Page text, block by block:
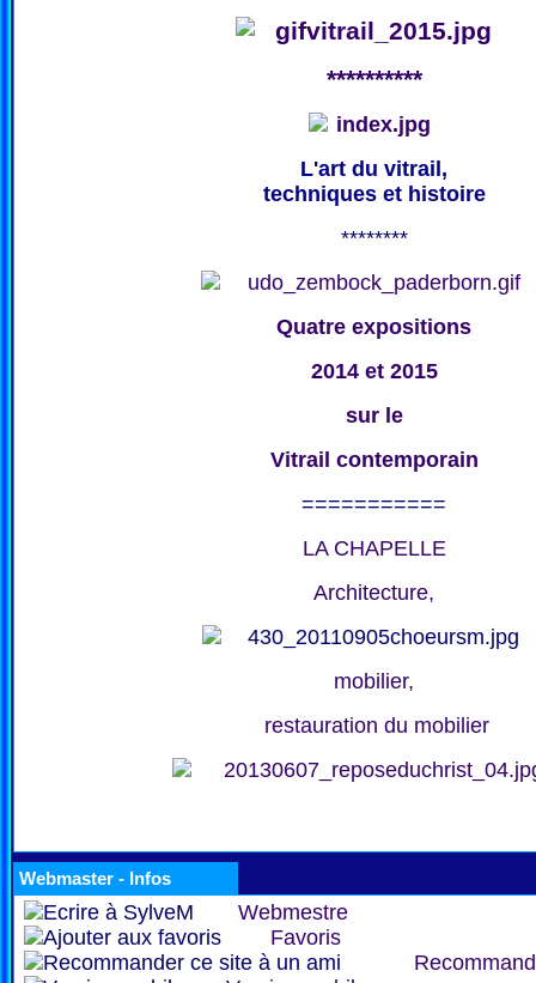
**********
L'art du vitrail,
techniques et histoire
********
Quatre expositions
2014 et 2015
sur le
Vitrail contemporain
===========
LA CHAPELLE
Architecture,
mobilier,
restauration du mobilier
Webmaster - Infos
Webmestre
Favoris